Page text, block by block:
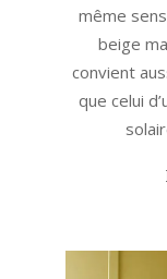
même
beige
convient
que celui